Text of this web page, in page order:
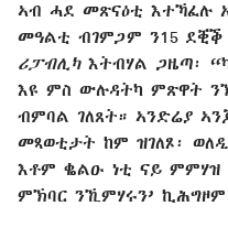
ኣብ ሓደ መጽናዕቲ እተኻፈሉ
መዓልቲ ብገምጋም ን15
ሪፓብሊካእትብሃል ጋዜጣ፡
እዩ ምስ ውሉዳትካ ምጽዋት
ብምባል ገለጸት። ኣንድሬያ
መጻወቲታት ከም ዝገለጾ፡
እቶም ቈልዑ ነቲ ናይ ምምሃዝ
ምኽባር ንኺምሃሩን’